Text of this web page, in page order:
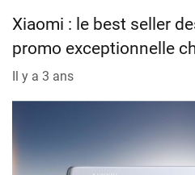
Xiaomi : le best seller
promo exceptionnelle
Il y a 3 ans